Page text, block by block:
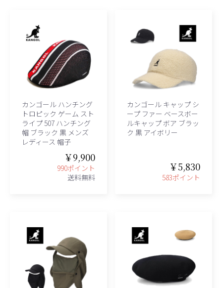
カンゴール ハンチング
トロピック ゲーム スト
ライプ 507 ハンチング
帽 ブラック 黒 メンズ
レディース 帽子
￥9,900
990ポイント
送料無料
カンゴール キャップ シ
ープ ファー ベースボー
ルキャップ ボア ブラッ
ク 黒 アイボリー
￥5,830
583ポイント